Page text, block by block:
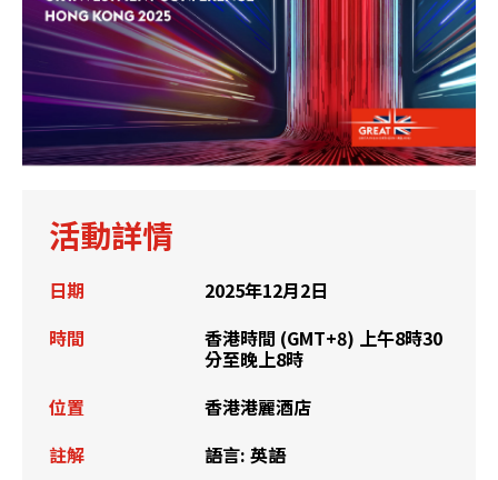
活動詳情
日期
2025年12月2日
時間
香港時間 (GMT+8) 上午8時30
分至晚上8時
位置
香港港麗酒店
註解
語言: 英語